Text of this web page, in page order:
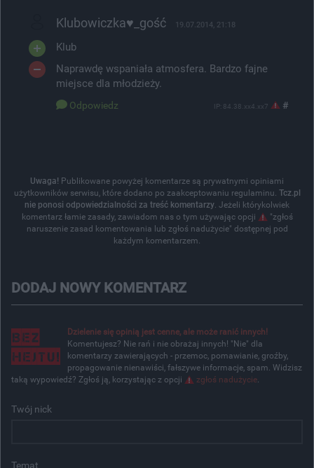
Klubowiczka♥_gość 19.07.2014, 21:18
Klub
Naprawdę wspaniała atmosfera. Bardzo fajne
miejsce dla młodzieży.
Odpowiedz IP: 84.38.xx4.xx7 #
Uwaga! Publikowane powyżej komentarze są prywatnymi opiniami
użytkowników serwisu, które dodano po zaakceptowaniu regulaminu. Tcz.pl
nie ponosi odpowiedzialności za treść komentarzy. Jeżeli którykolwiek
komentarz łamie zasady, zawiadom nas o tym używając opcji
"zgłoś
naruszenie zasad komentowania lub zgłoś nadużycie" dostępnej pod
każdym komentarzem.
DODAJ NOWY KOMENTARZ
Dzielenie się opinią jest cenne, ale może ranić innych!
Komentujesz? Nie rań i nie obrażaj innych! "Nie" dla
komentarzy zawierających - przemoc, pomawianie, groźby,
propagowanie nienawiści, fałszywe informacje, spam. Widzisz
taką wypowiedź? Zgłoś ją, korzystając z opcji
zgłoś nadużycie.
Twój nick
Temat